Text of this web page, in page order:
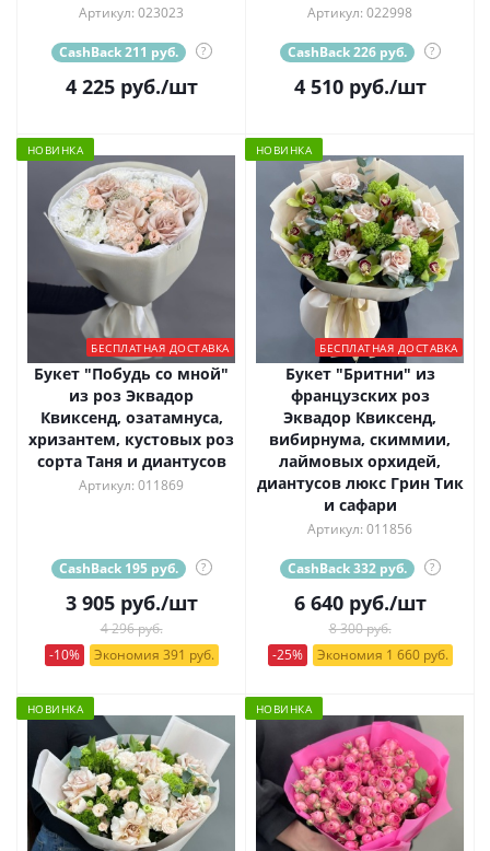
Артикул: 023023
CashBack 211 руб. ?
4 225руб./шт
Артикул: 022998
CashBack 226 руб. ?
4 510руб./шт
НОВИНКА
БЕСПЛАТНАЯ ДОСТАВКА
Букет "Побудь со мной"
из роз Эквадор
Квиксенд, озатамнуса,
хризантем, кустовых роз
сорта Таня и диантусов
Артикул: 011869
CashBack 195 руб. ?
3 905руб./шт
4 296 руб.
-10%
Экономия 391 руб.
НОВИНКА
БЕСПЛАТНАЯ ДОСТАВКА
Букет "Бритни" из
французских роз
Эквадор Квиксенд,
вибирнума, скиммии,
лаймовых орхидей,
диантусов люкс Грин Тик
и сафари
Артикул: 011856
CashBack 332 руб. ?
6 640руб./шт
8 300 руб.
-25%
Экономия 1 660 руб.
НОВИНКА НОВИНКА